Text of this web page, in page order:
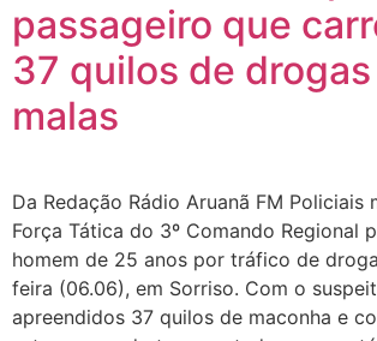
passageiro que
37 quilos de
malas
Da Redação Rádio Aruanã FM Policiais
Força Tática do 3º Comando Regional
homem de 25 anos por tráfico de
feira (06.06), em Sorriso. Com o
apreendidos 37 quilos de maconha e